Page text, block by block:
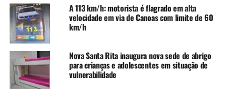
Uma equipe da Diretoria de Trânsito também isolou
trecho da Rua Humaitá em razão de fios caídos na pista,
sob risco de estarem energizados.
TÓPICOS RELACIONADOS: CANOAS CLIMA
FEATURED
RIO GRANDE DO SUL
TEMPO TEMPORAL
A 113 km/h: motorista é flagrado em alta
velocidade em via de Canoas com limite de 60
km/h
Nova Santa Rita inaugura nova sede de abrigo
para crianças e adolescentes em situação de
vulnerabilidade